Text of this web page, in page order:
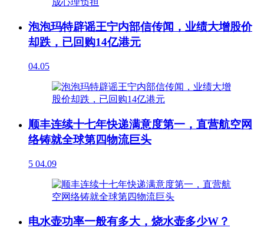
泡泡玛特辟谣王宁内部信传闻，业绩大增股价
却跌，已回购14亿港元
04.05
顺丰连续十七年快递满意度第一，直营航空网
络铸就全球第四物流巨头
5 04.09
电水壶功率一般有多大，烧水壶多少W？